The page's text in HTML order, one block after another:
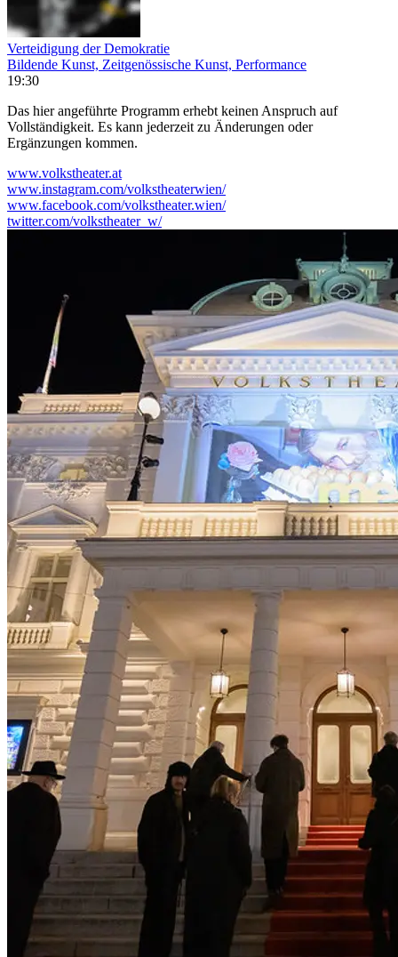
Verteidigung der Demokratie
Bildende Kunst, Zeitgenössische Kunst, Performance
19:30
Das hier angeführte Programm erhebt keinen Anspruch auf
Vollständigkeit. Es kann jederzeit zu Änderungen oder
Ergänzungen kommen.
www.volkstheater.at
www.instagram.com/volkstheaterwien/
www.facebook.com/volkstheater.wien/
twitter.com/volkstheater_w/